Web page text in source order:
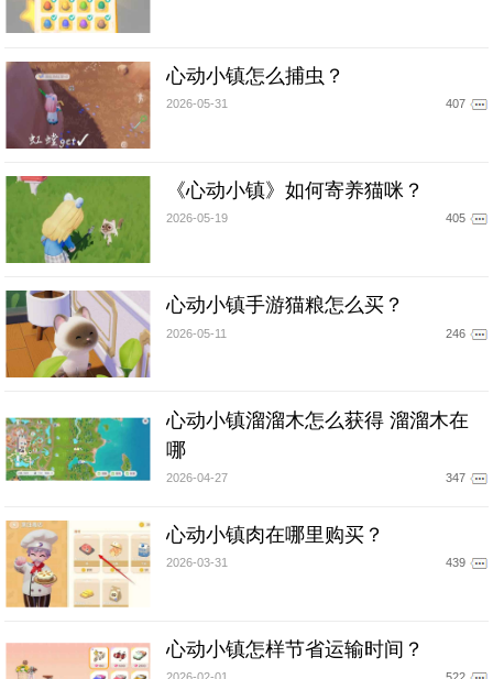
心动小镇怎么捕虫？
2026-05-31 407
《心动小镇》如何寄养猫咪？
2026-05-19 405
心动小镇手游猫粮怎么买？
2026-05-11 246
心动小镇溜溜木怎么获得 溜溜木在
哪
2026-04-27 347
心动小镇肉在哪里购买？
2026-03-31 439
心动小镇怎样节省运输时间？